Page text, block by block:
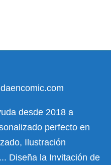
desde 2018 a
perfecto en
Ilustración
Diseña la Invitación de